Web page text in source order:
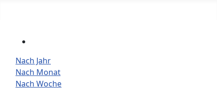
Nach Jahr
Nach Monat
Nach Woche